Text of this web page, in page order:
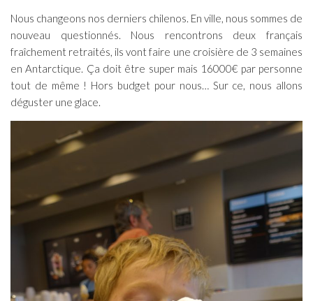
Nous changeons nos derniers chilenos. En ville, nous sommes de
nouveau questionnés. Nous rencontrons deux français
fraîchement retraités, ils vont faire une croisière de 3 semaines
en Antarctique. Ça doit être super mais 16000€ par personne
tout de même ! Hors budget pour nous… Sur ce, nous allons
déguster une glace.